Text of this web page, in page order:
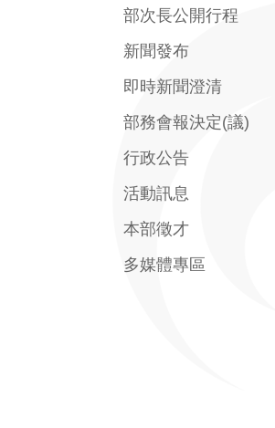
部次長公開行程
新聞發布
即時新聞澄清
部務會報決定(議)
行政公告
活動訊息
本部徵才
多媒體專區